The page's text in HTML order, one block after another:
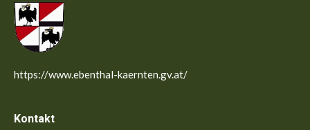
https://www.ebenthal-kaernten.gv.at/
Kontakt